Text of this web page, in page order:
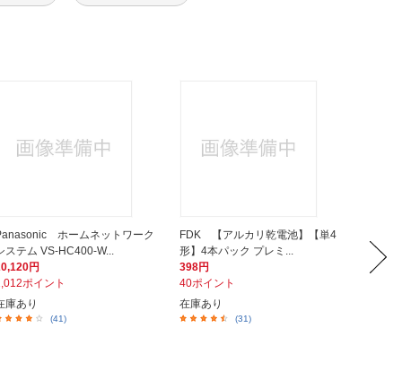
ホームネットワーク
ステム VS-HC400-W...
円
ポイント
庫あり
(41)
FDK 【アルカリ乾電池】【単4
形】4本パック プレミ...
398円
40ポイント
在庫あり
(31)
798円